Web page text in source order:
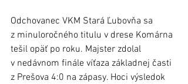
Odchovanec VKM Stará Ľubovňa sa
z minuloročného titulu v drese Komárna
tešil opäť po roku. Majster zdolal
v nedávnom finále víťaza základnej časti
z Prešova 4:0 na zápasy. Hoci výsledok